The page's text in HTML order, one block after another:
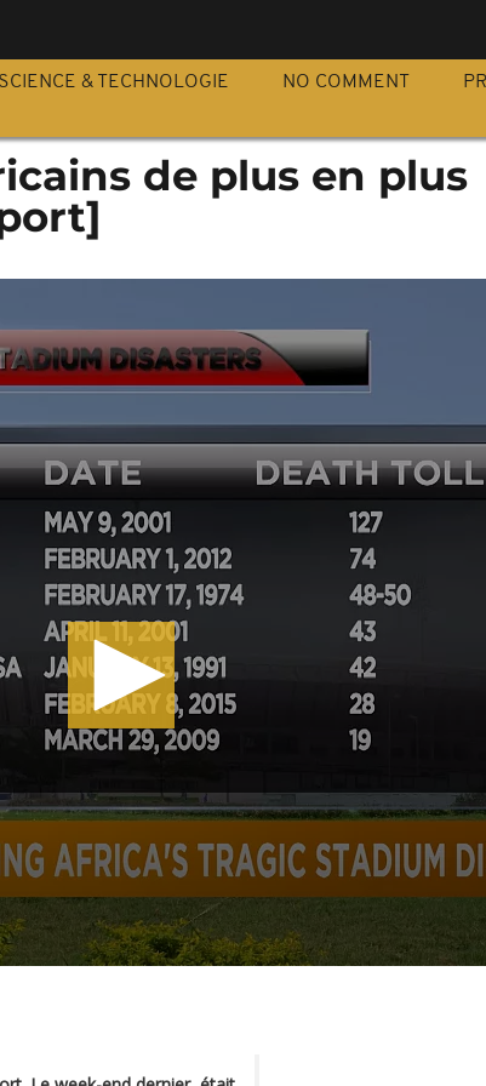
SCIENCE & TECHNOLOGIE NO COMMENT
de plus en plus